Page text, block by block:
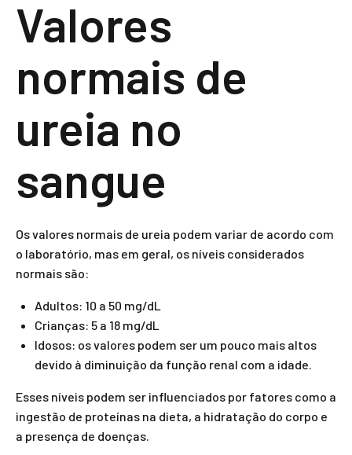
Valores
normais de
ureia no
sangue
Os valores normais de ureia podem variar de acordo com
o laboratório, mas em geral, os níveis considerados
normais são:
Adultos: 10 a 50 mg/dL
Crianças: 5 a 18 mg/dL
Idosos: os valores podem ser um pouco mais altos
devido à diminuição da função renal com a idade.
Esses níveis podem ser influenciados por fatores como a
ingestão de proteínas na dieta, a hidratação do corpo e
a presença de doenças.